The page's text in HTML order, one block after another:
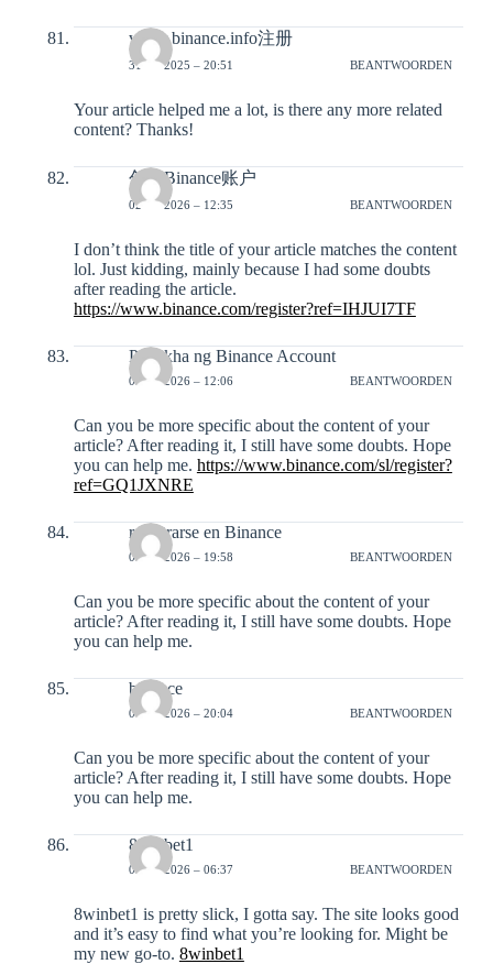
www.binance.info注册
31-12-2025 – 20:51 BEANTWOORDEN
Your article helped me a lot, is there any more related
content? Thanks!
创建Binance账户
02-01-2026 – 12:35 BEANTWOORDEN
I don’t think the title of your article matches the content
lol. Just kidding, mainly because I had some doubts
after reading the article.
https://www.binance.com/register?ref=IHJUI7TF
Paglikha ng Binance Account
03-01-2026 – 12:06 BEANTWOORDEN
Can you be more specific about the content of your
article? After reading it, I still have some doubts. Hope
you can help me. https://www.binance.com/sl/register?
ref=GQ1JXNRE
registrarse en Binance
03-01-2026 – 19:58 BEANTWOORDEN
Can you be more specific about the content of your
article? After reading it, I still have some doubts. Hope
you can help me.
binance
04-01-2026 – 20:04 BEANTWOORDEN
Can you be more specific about the content of your
article? After reading it, I still have some doubts. Hope
you can help me.
8winbet1
05-01-2026 – 06:37 BEANTWOORDEN
8winbet1 is pretty slick, I gotta say. The site looks good
and it’s easy to find what you’re looking for. Might be
my new go-to. 8winbet1